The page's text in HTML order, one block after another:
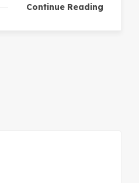
Continue Reading